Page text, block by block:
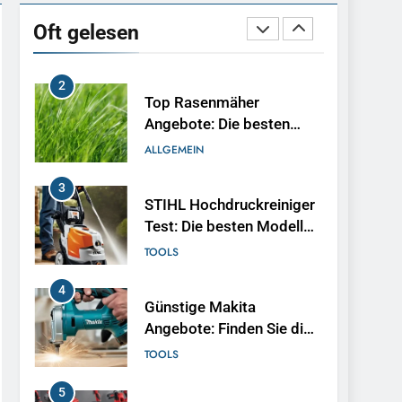
Oft gelesen
eigenen Pool im Garten
2
Top Rasenmäher
Angebote: Die besten
Deals 2025
ALLGEMEIN
3
STIHL Hochdruckreiniger
Test: Die besten Modelle
im Vergleich
TOOLS
4
Günstige Makita
Angebote: Finden Sie die
besten Deals
TOOLS
5